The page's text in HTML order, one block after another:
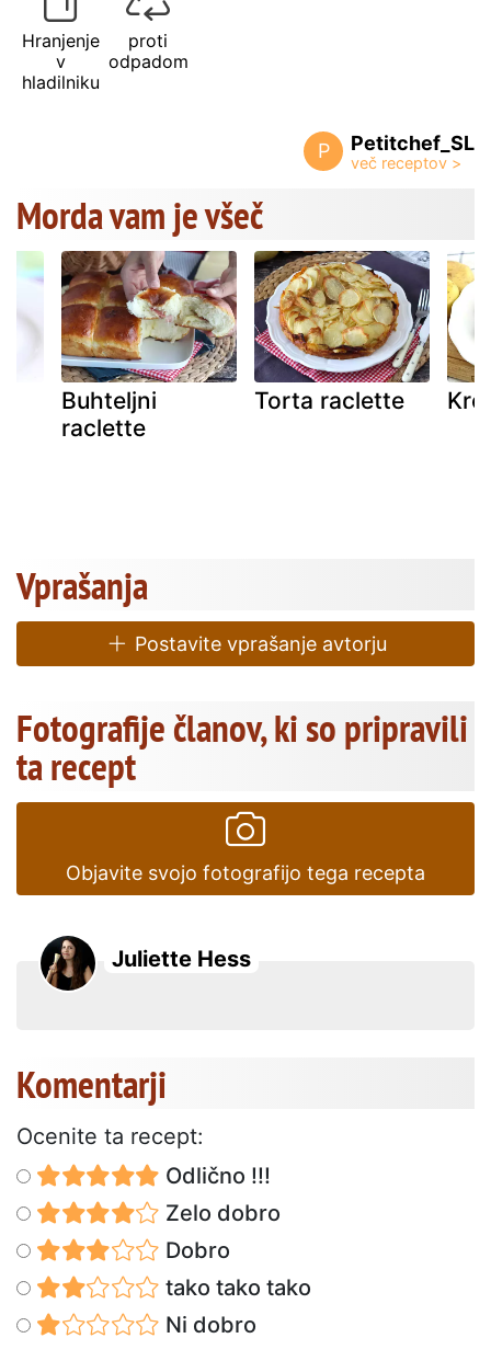
Hranjenje
v
hladilniku
proti
odpadom
P Petitchef_SL
Morda vam je všeč
Buhteljni
raclette
Torta raclette
Vprašanja
Postavite vprašanje avtorju
Fotografije članov, ki so pripravili
ta recept
Objavite svojo fotografijo tega recepta
Juliette Hess
Komentarji
Ocenite ta recept:
Odlično !!!
Zelo dobro
Dobro
tako tako tako
Ni dobro